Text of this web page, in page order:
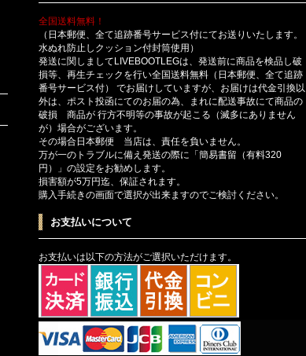
全国送料無料！
（日本郵便、全て追跡番号サービス付にてお送りいたします。
水ぬれ防止しクッション付封筒使用）
発送に関しましてLIVEBOOTLEGは、発送前に商品を検品し破
損等、再生チェックを行い全国送料無料（日本郵便、全て追跡
番号サービス付） でお届けしていますが、お届けは代金引換以
外は、ポスト投函にてのお届の為、まれに配送事故にて商品の
破損 商品が 行方不明等の事故が起こる（滅多にありません
が）場合がございます。
その場合日本郵便 当店は、責任を負いません。
万が一のトラブルに備え発送の際に「簡易書留（有料320
円）」の設定をお勧めします。
損害額が5万円迄、保証されます。
購入手続きの画面で選択が出来ますのでご検討ください。
お支払いについて
お支払いは以下の方法がご選択いただけます。